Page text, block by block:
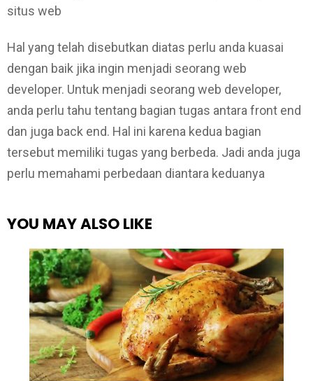
situs web
Hal yang telah disebutkan diatas perlu anda kuasai
dengan baik jika ingin menjadi seorang web
developer. Untuk menjadi seorang web developer,
anda perlu tahu tentang bagian tugas antara front end
dan juga back end. Hal ini karena kedua bagian
tersebut memiliki tugas yang berbeda. Jadi anda juga
perlu memahami perbedaan diantara keduanya
YOU MAY ALSO LIKE